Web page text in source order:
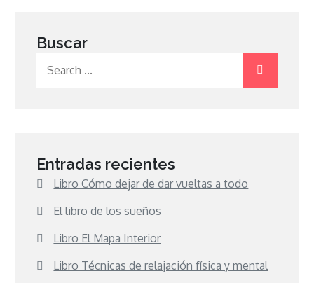
Buscar
Entradas recientes
Libro Cómo dejar de dar vueltas a todo
El libro de los sueños
Libro El Mapa Interior
Libro Técnicas de relajación física y mental